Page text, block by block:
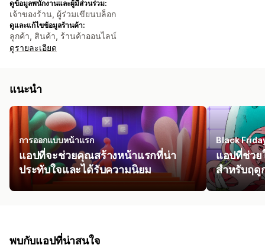
ดูข้อมูลพนักงานและผู้มีส่วนร่วม:
เจ้าของร้าน, ผู้ร่วมเขียนบล็อก
ดูและแก้ไขข้อมูลร้านค้า:
ลูกค้า, สินค้า, ร้านค้าออนไลน์
ดูรายละเอียด
แนะนำ
การออกแบบหน้าแรก
แอปที่จะช่วยคุณสร้างหน้าแรกที่น่า
ประทับใจและได้รับความนิยม
Black
แอปที่ช่วย
สำหรับฤดู
พบกับแอปที่น่าสนใจ